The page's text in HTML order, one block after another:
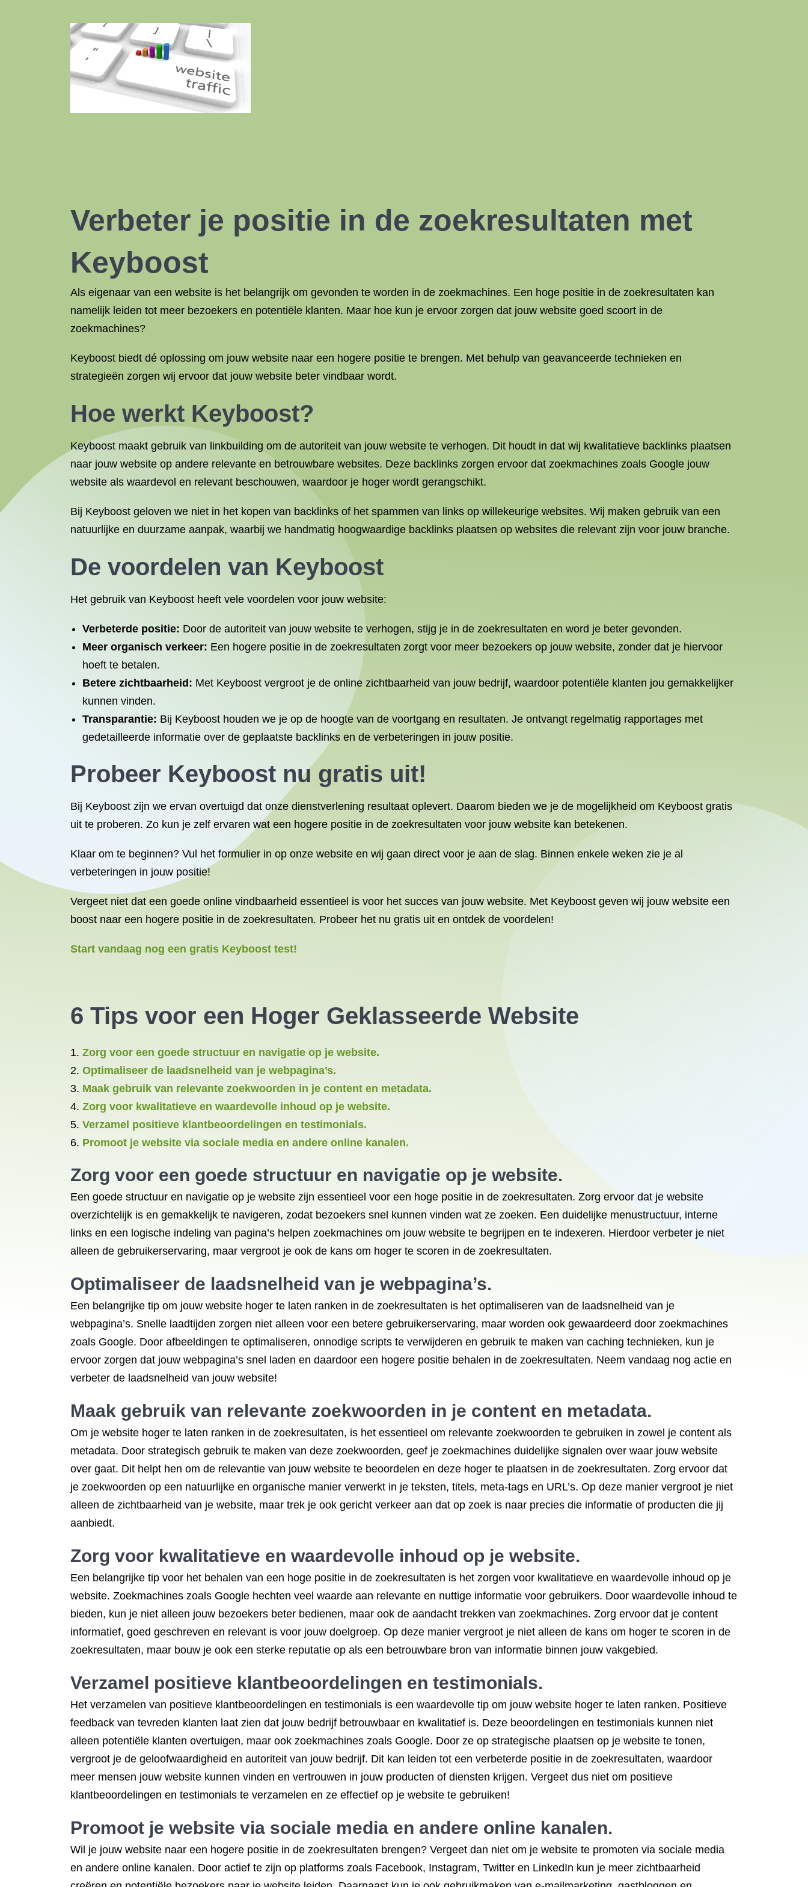
Verbeter je positie in de zoekresultaten met
Keyboost
Als eigenaar van een website is het belangrijk om gevonden te worden in de zoekmachines. Een hoge positie in de zoekresultaten kan
namelijk leiden tot meer bezoekers en potentiële klanten. Maar hoe kun je ervoor zorgen dat jouw website goed scoort in de
zoekmachines?
Keyboost biedt dé oplossing om jouw website naar een hogere positie te brengen. Met behulp van geavanceerde technieken en
strategieën zorgen wij ervoor dat jouw website beter vindbaar wordt.
Hoe werkt Keyboost?
Keyboost maakt gebruik van linkbuilding om de autoriteit van jouw website te verhogen. Dit houdt in dat wij kwalitatieve backlinks plaatsen
naar jouw website op andere relevante en betrouwbare websites. Deze backlinks zorgen ervoor dat zoekmachines zoals Google jouw
website als waardevol en relevant beschouwen, waardoor je hoger wordt gerangschikt.
Bij Keyboost geloven we niet in het kopen van backlinks of het spammen van links op willekeurige websites. Wij maken gebruik van een
natuurlijke en duurzame aanpak, waarbij we handmatig hoogwaardige backlinks plaatsen op websites die relevant zijn voor jouw branche.
De voordelen van Keyboost
Het gebruik van Keyboost heeft vele voordelen voor jouw website:
Verbeterde positie: Door de autoriteit van jouw website te verhogen, stijg je in de zoekresultaten en word je beter gevonden.
Meer organisch verkeer: Een hogere positie in de zoekresultaten zorgt voor meer bezoekers op jouw website, zonder dat je hiervoor
hoeft te betalen.
Betere zichtbaarheid: Met Keyboost vergroot je de online zichtbaarheid van jouw bedrijf, waardoor potentiële klanten jou gemakkelijker
kunnen vinden.
Transparantie: Bij Keyboost houden we je op de hoogte van de voortgang en resultaten. Je ontvangt regelmatig rapportages met
gedetailleerde informatie over de geplaatste backlinks en de verbeteringen in jouw positie.
Probeer Keyboost nu gratis uit!
Bij Keyboost zijn we ervan overtuigd dat onze dienstverlening resultaat oplevert. Daarom bieden we je de mogelijkheid om Keyboost gratis
uit te proberen. Zo kun je zelf ervaren wat een hogere positie in de zoekresultaten voor jouw website kan betekenen.
Klaar om te beginnen? Vul het formulier in op onze website en wij gaan direct voor je aan de slag. Binnen enkele weken zie je al
verbeteringen in jouw positie!
Vergeet niet dat een goede online vindbaarheid essentieel is voor het succes van jouw website. Met Keyboost geven wij jouw website een
boost naar een hogere positie in de zoekresultaten. Probeer het nu gratis uit en ontdek de voordelen!
Start vandaag nog een gratis Keyboost test!
6 Tips voor een Hoger Geklasseerde Website
Zorg voor een goede structuur en navigatie op je website.
Optimaliseer de laadsnelheid van je webpagina’s.
Maak gebruik van relevante zoekwoorden in je content en metadata.
Zorg voor kwalitatieve en waardevolle inhoud op je website.
Verzamel positieve klantbeoordelingen en testimonials.
Promoot je website via sociale media en andere online kanalen.
Zorg voor een goede structuur en navigatie op je website.
Een goede structuur en navigatie op je website zijn essentieel voor een hoge positie in de zoekresultaten. Zorg ervoor dat je website
overzichtelijk is en gemakkelijk te navigeren, zodat bezoekers snel kunnen vinden wat ze zoeken. Een duidelijke menustructuur, interne
links en een logische indeling van pagina’s helpen zoekmachines om jouw website te begrijpen en te indexeren. Hierdoor verbeter je niet
alleen de gebruikerservaring, maar vergroot je ook de kans om hoger te scoren in de zoekresultaten.
Optimaliseer de laadsnelheid van je webpagina’s.
Een belangrijke tip om jouw website hoger te laten ranken in de zoekresultaten is het optimaliseren van de laadsnelheid van je
webpagina’s. Snelle laadtijden zorgen niet alleen voor een betere gebruikerservaring, maar worden ook gewaardeerd door zoekmachines
zoals Google. Door afbeeldingen te optimaliseren, onnodige scripts te verwijderen en gebruik te maken van caching technieken, kun je
ervoor zorgen dat jouw webpagina’s snel laden en daardoor een hogere positie behalen in de zoekresultaten. Neem vandaag nog actie en
verbeter de laadsnelheid van jouw website!
Maak gebruik van relevante zoekwoorden in je content en metadata.
Om je website hoger te laten ranken in de zoekresultaten, is het essentieel om relevante zoekwoorden te gebruiken in zowel je content als
metadata. Door strategisch gebruik te maken van deze zoekwoorden, geef je zoekmachines duidelijke signalen over waar jouw website
over gaat. Dit helpt hen om de relevantie van jouw website te beoordelen en deze hoger te plaatsen in de zoekresultaten. Zorg ervoor dat
je zoekwoorden op een natuurlijke en organische manier verwerkt in je teksten, titels, meta-tags en URL’s. Op deze manier vergroot je niet
alleen de zichtbaarheid van je website, maar trek je ook gericht verkeer aan dat op zoek is naar precies die informatie of producten die jij
aanbiedt.
Zorg voor kwalitatieve en waardevolle inhoud op je website.
Een belangrijke tip voor het behalen van een hoge positie in de zoekresultaten is het zorgen voor kwalitatieve en waardevolle inhoud op je
website. Zoekmachines zoals Google hechten veel waarde aan relevante en nuttige informatie voor gebruikers. Door waardevolle inhoud te
bieden, kun je niet alleen jouw bezoekers beter bedienen, maar ook de aandacht trekken van zoekmachines. Zorg ervoor dat je content
informatief, goed geschreven en relevant is voor jouw doelgroep. Op deze manier vergroot je niet alleen de kans om hoger te scoren in de
zoekresultaten, maar bouw je ook een sterke reputatie op als een betrouwbare bron van informatie binnen jouw vakgebied.
Verzamel positieve klantbeoordelingen en testimonials.
Het verzamelen van positieve klantbeoordelingen en testimonials is een waardevolle tip om jouw website hoger te laten ranken. Positieve
feedback van tevreden klanten laat zien dat jouw bedrijf betrouwbaar en kwalitatief is. Deze beoordelingen en testimonials kunnen niet
alleen potentiële klanten overtuigen, maar ook zoekmachines zoals Google. Door ze op strategische plaatsen op je website te tonen,
vergroot je de geloofwaardigheid en autoriteit van jouw bedrijf. Dit kan leiden tot een verbeterde positie in de zoekresultaten, waardoor
meer mensen jouw website kunnen vinden en vertrouwen in jouw producten of diensten krijgen. Vergeet dus niet om positieve
klantbeoordelingen en testimonials te verzamelen en ze effectief op je website te gebruiken!
Promoot je website via sociale media en andere online kanalen.
Wil je jouw website naar een hogere positie in de zoekresultaten brengen? Vergeet dan niet om je website te promoten via sociale media
en andere online kanalen. Door actief te zijn op platforms zoals Facebook, Instagram, Twitter en LinkedIn kun je meer zichtbaarheid